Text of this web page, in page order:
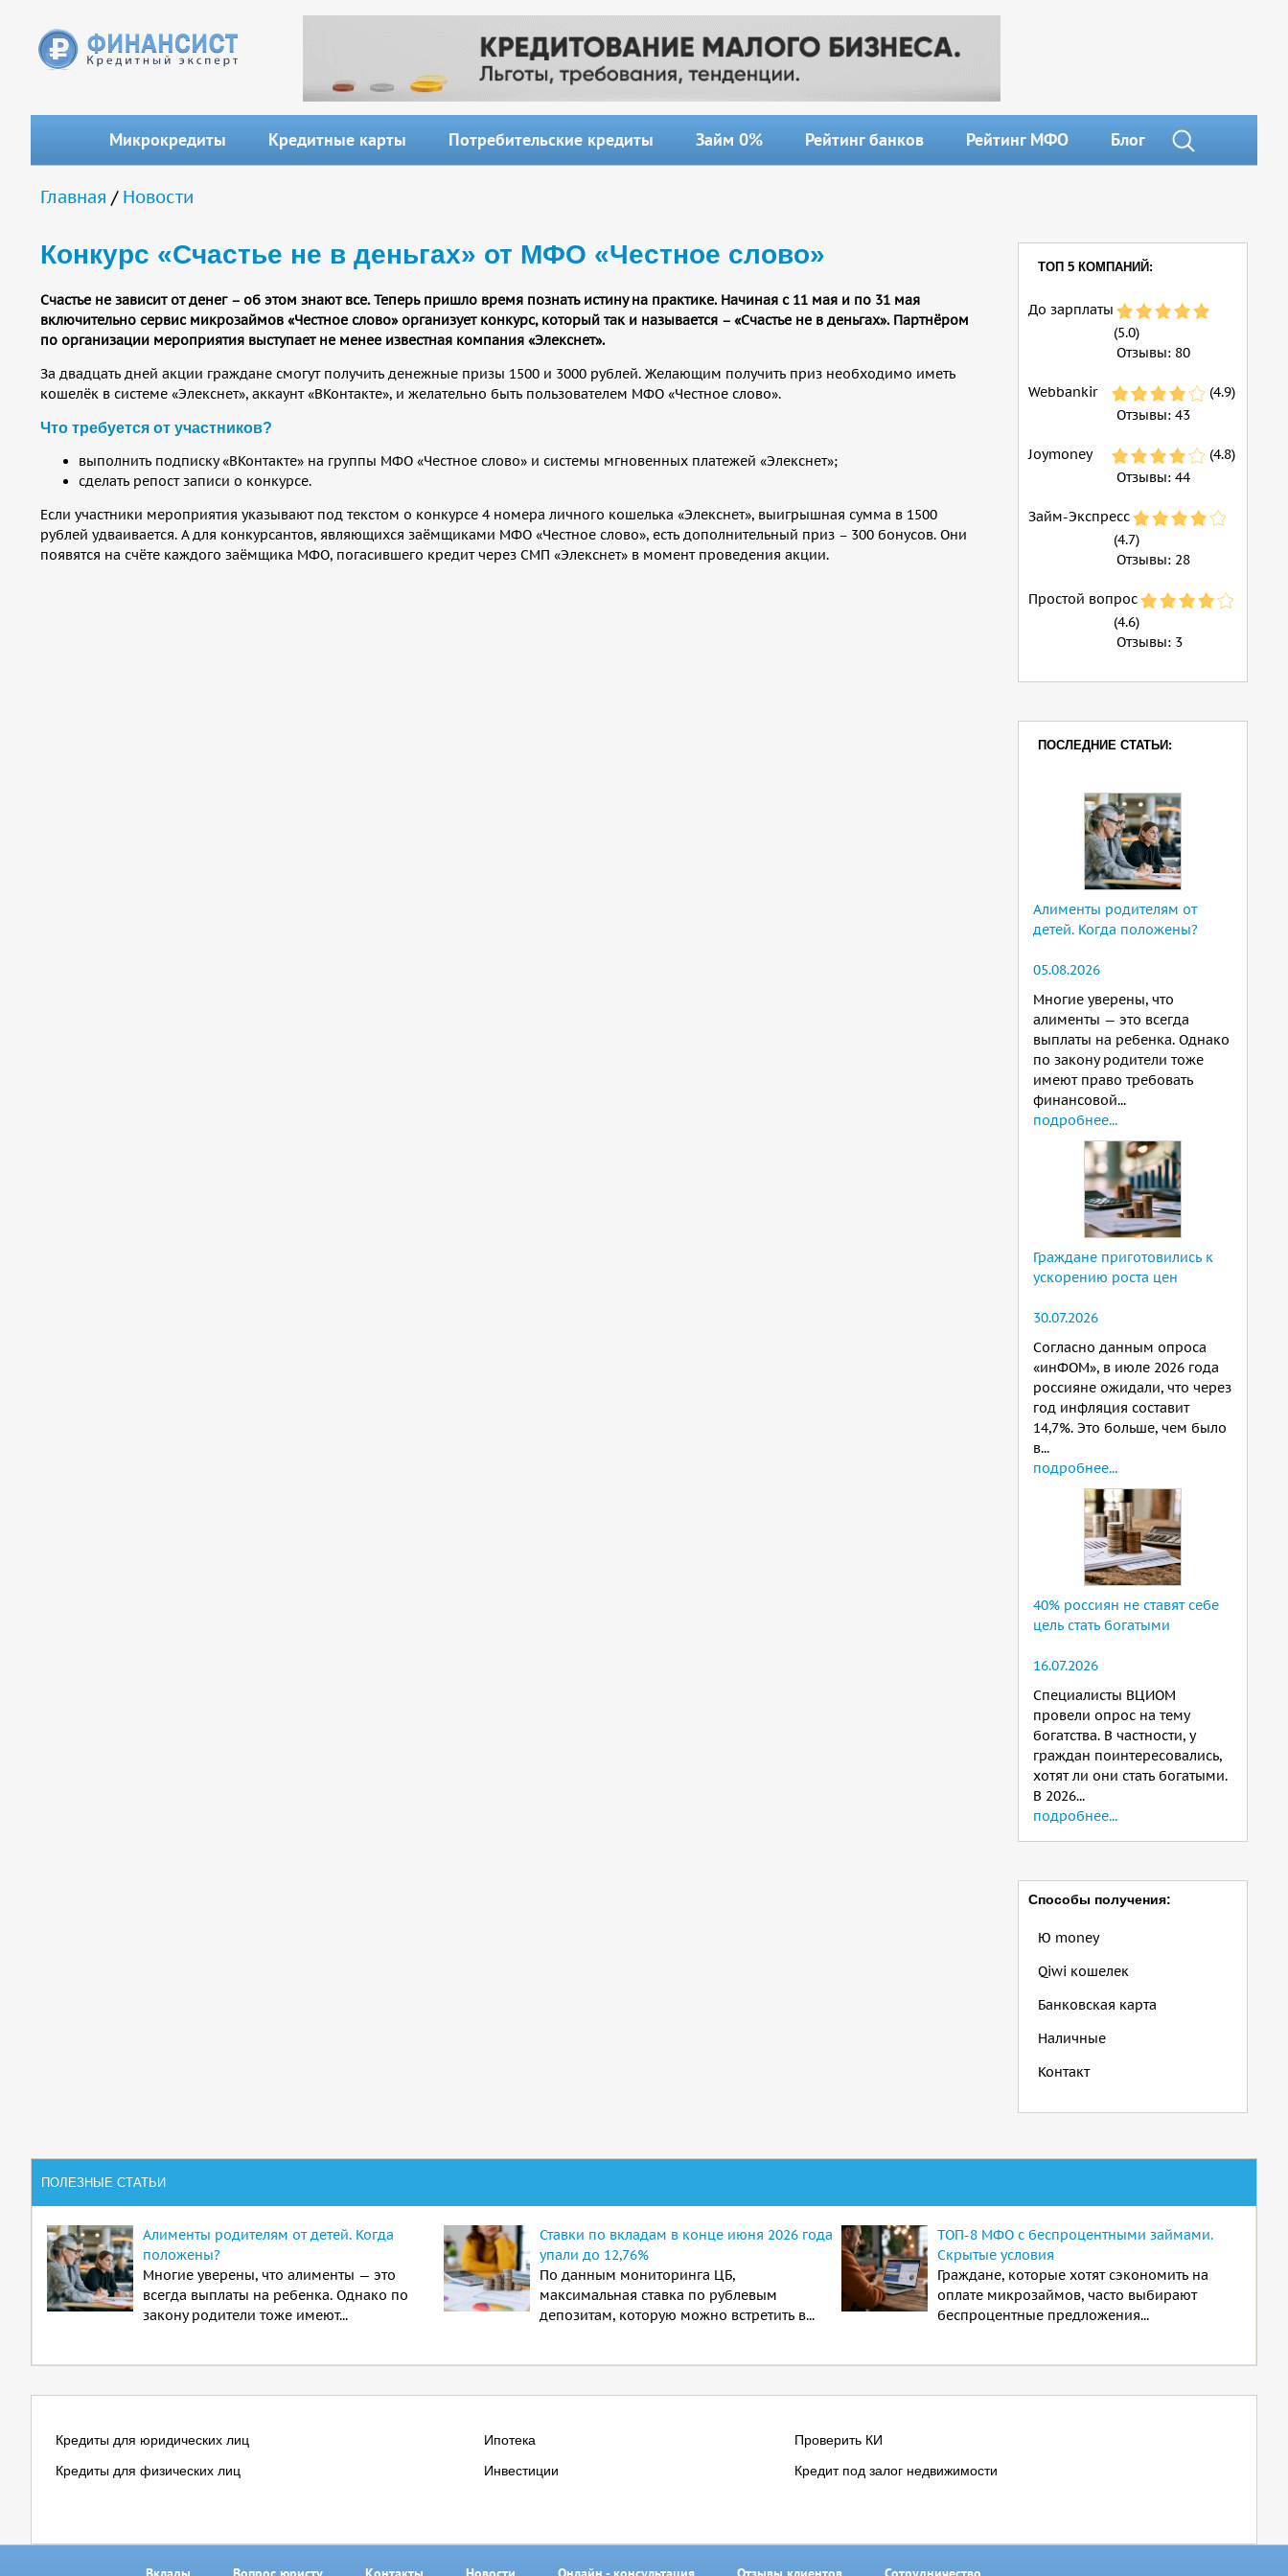
Микрокредиты Кредитные карты Потребительские кредиты Займ 0% Рейтинг банков Рейтинг МФО Блог
Вы здесь
Главная / Новости
Конкурс «Счастье не в деньгах» от МФО «Честное слово»
Счастье не зависит от денег – об этом знают все. Теперь пришло время познать истину на практике. Начиная с 11 мая и по 31 мая
включительно сервис микрозаймов «Честное слово» организует конкурс, который так и называется – «Счастье не в деньгах». Партнёром
по организации мероприятия выступает не менее известная компания «Элекснет».
За двадцать дней акции граждане смогут получить денежные призы 1500 и 3000 рублей. Желающим получить приз необходимо иметь
кошелёк в системе «Элекснет», аккаунт «ВКонтакте», и желательно быть пользователем МФО «Честное слово».
Что требуется от участников?
выполнить подписку «ВКонтакте» на группы МФО «Честное слово» и системы мгновенных платежей «Элекснет»;
сделать репост записи о конкурсе.
Если участники мероприятия указывают под текстом о конкурсе 4 номера личного кошелька «Элекснет», выигрышная сумма в 1500
рублей удваивается. А для конкурсантов, являющихся заёмщиками МФО «Честное слово», есть дополнительный приз – 300 бонусов. Они
появятся на счёте каждого заёмщика МФО, погасившего кредит через СМП «Элекснет» в момент проведения акции.
ТОП 5 КОМПАНИЙ:
До зарплаты
(5.0)
Отзывы: 80
Webbankir
(4.9)
Отзывы: 43
Joymoney
(4.8)
Отзывы: 44
Займ-Экспресс
(4.7)
Отзывы: 28
Простой вопрос
(4.6)
Отзывы: 3
ПОСЛЕДНИЕ СТАТЬИ:
Алименты родителям от
детей. Когда положены?
05.08.2026
Многие уверены, что
алименты — это всегда
выплаты на ребенка. Однако
по закону родители тоже
имеют право требовать
финансовой...
подробнее...
Граждане приготовились к
ускорению роста цен
30.07.2026
Согласно данным опроса
«инФОМ», в июле 2026 года
россияне ожидали, что через
год инфляция составит
14,7%. Это больше, чем было
в...
подробнее...
40% россиян не ставят себе
цель стать богатыми
16.07.2026
Специалисты ВЦИОМ
провели опрос на тему
богатства. В частности, у
граждан поинтересовались,
хотят ли они стать богатыми.
В 2026...
подробнее...
Способы получения:
Ю money
Qiwi кошелек
Банковская карта
Наличные
Контакт
ПОЛЕЗНЫЕ СТАТЬИ
Алименты родителям от детей. Когда
положены?
Многие уверены, что алименты — это
всегда выплаты на ребенка. Однако по
закону родители тоже имеют...
Ставки по вкладам в конце июня 2026 года
упали до 12,76%
По данным мониторинга ЦБ,
максимальная ставка по рублевым
депозитам, которую можно встретить в...
ТОП-8 МФО с беспроцентными займами.
Скрытые условия
Граждане, которые хотят сэкономить на
оплате микрозаймов, часто выбирают
беспроцентные предложения...
Кредиты для юридических лиц
Кредиты для физических лиц
Ипотека
Инвестиции
Проверить КИ
Кредит под залог недвижимости